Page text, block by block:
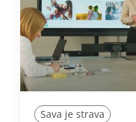
Sava je strava